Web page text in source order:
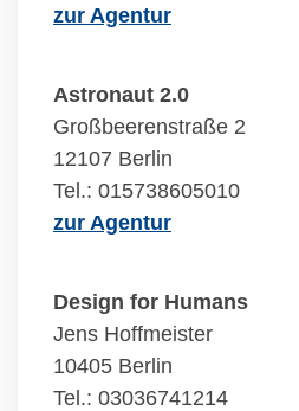
zur Agentur
Astronaut 2.0
Großbeerenstraße 2
12107 Berlin
Tel.: 015738605010
zur Agentur
Design for Humans
Jens Hoffmeister
10405 Berlin
Tel.: 03036741214